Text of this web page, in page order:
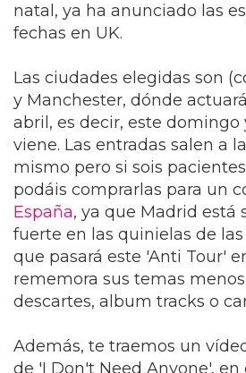
natal, ya ha anunciado las
fechas en UK.
Las ciudades elegidas son
y Manchester, dónde
abril, es decir, este domingo
viene. Las entradas salen a
mismo pero si sois
podáis comprarlas para un
España, ya que Madrid está
fuerte en las quinielas de
que pasará este 'Anti Tour'
rememora sus temas
descartes, album tracks o
Además, te traemos un
de 'I Don't Need Anyone', en